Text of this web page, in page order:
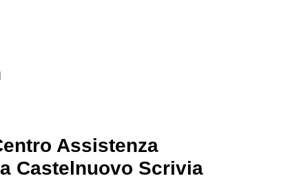
Assistenza
Castelnuovo Scrivia